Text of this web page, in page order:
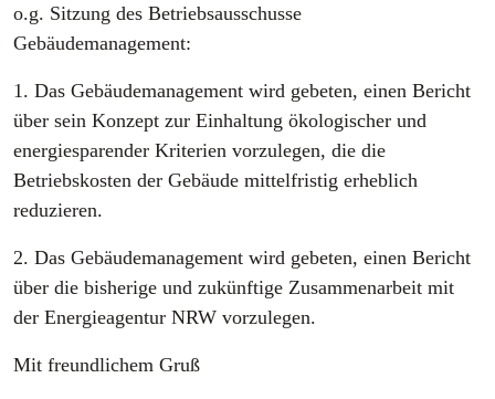
o.g. Sitzung des Betriebsausschusse
Gebäudemanagement:
1. Das Gebäudemanagement wird gebeten, einen Bericht
über sein Konzept zur Einhaltung ökologischer und
energiesparender Kriterien vorzulegen, die die
Betriebskosten der Gebäude mittelfristig erheblich
reduzieren.
2. Das Gebäudemanagement wird gebeten, einen Bericht
über die bisherige und zukünftige Zusammenarbeit mit
der Energieagentur NRW vorzulegen.
Mit freundlichem Gruß